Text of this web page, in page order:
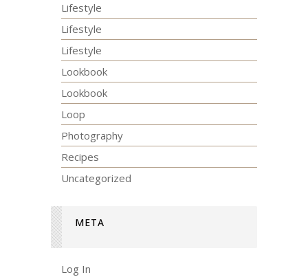
Lifestyle
Lifestyle
Lifestyle
Lookbook
Lookbook
Loop
Photography
Recipes
Uncategorized
META
Log In